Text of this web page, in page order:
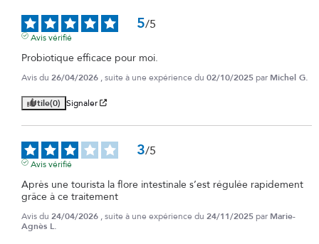
5/5
Avis vérifié
Probiotique efficace pour moi.
Avis du 26/04/2026 , suite à une expérience du 02/10/2025 par Michel G.
Utile(0) Signaler
3/5
Avis vérifié
Après une tourista la flore intestinale s’est régulée rapidement
grâce à ce traitement
Avis du 24/04/2026 , suite à une expérience du 24/11/2025 par Marie-
Agnès L.